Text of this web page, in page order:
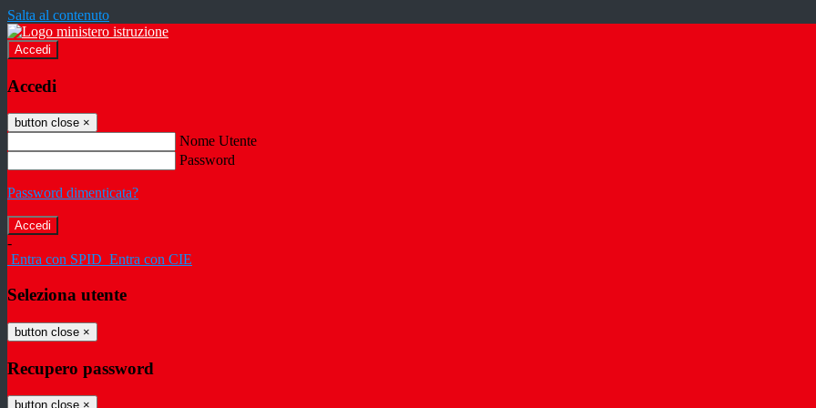
Salta al contenuto
Accedi
Accedi
button close ×
Nome Utente
Password
Password dimenticata?
-
Entra con SPID Entra con CIE
Seleziona utente
button close ×
Recupero password
button close ×